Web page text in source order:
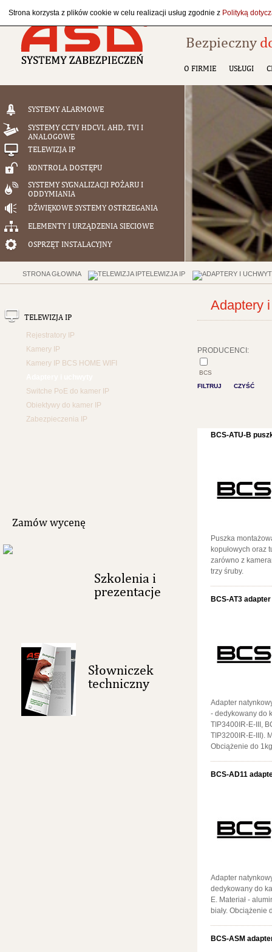
Bezpieczny
O FIRMIE USŁUGI
SYSTEMY ALARMOWE
SYSTEMY CCTV HDCVI, AHD, TVI I
ANALOGOWE
TELEWIZJA IP
KONTROLA DOSTĘPU
SYSTEMY SYGNALIZACJI POŻARU I
ODDYMIANIA
DŹWIĘKOWE SYSTEMY OSTRZEGANIA
ELEMENTY I URZĄDZENIA SIECIOWE
OSPRZĘT INSTALACYJNY
STRONA GŁÓWNA TELEWIZJA IP
TELEWIZJA IP
Rejestratory IP
Kamery IP
Kamery IP BCS HOME WIFI
Switche PoE do kamer IP
Obiektywy do kamer IP
Zabezpieczenia IP
Zamów wycenę
Szkolenia i
prezentacje
Słowniczek
techniczny
Adaptery
PRODUCENCI:
BCS
FILTRUJ
CZYŚĆ
BCS-ATU-B
Puszka
kopułowych oraz
zarówno z
trzy śruby.
BCS-AT3
Adapter
- dedykowany do
TIP3400IR-E-III,
TIP3200IR-E-III).
Obciążenie do
BCS-AD11
Adapter
dedykowany do
E. Materiał -
biały. Obciążenie
BCS-ASM
Strona korzysta z plików cookie w celu realizacji usług zgodnie z Polityką